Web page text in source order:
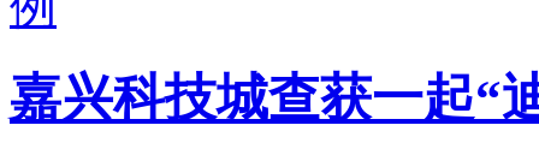
嘉兴科技城查获一起“